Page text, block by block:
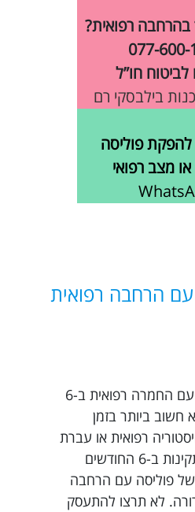
בהרחבה רפואית?
077-600-
חו”ל
בילבסקי רם
להפקת פוליסה
מצב רפואי
עם הרחבה רפואית
ביטוח נסיעות לסידני עם החמרה רפואית ב-6
חשוב ביותר בזמן
רפואית או עברת
ניתוח או בדיקות לא תקינות ב-6 החודשים
פוליסה עם הרחבה
לא תרצו להתעסק